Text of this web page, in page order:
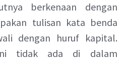
berkenaan dengan
tulisan kata benda
dengan huruf kapital.
tidak ada di dalam